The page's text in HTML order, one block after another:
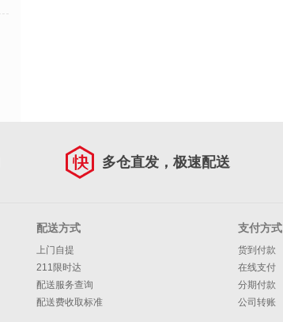
多仓直发，极速配送
配送方式
上门自提
211限时达
配送服务查询
配送费收取标准
支付方式
货到付款
在线支付
分期付款
公司转账